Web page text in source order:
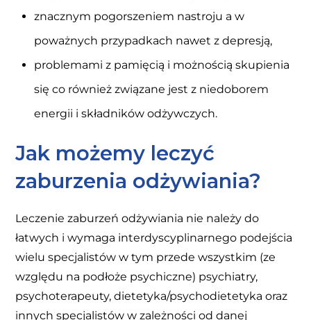
znacznym pogorszeniem nastroju a w
poważnych przypadkach nawet z depresją,
problemami z pamięcią i możnością skupienia
się co również związane jest z niedoborem
energii i składników odżywczych.
Jak możemy leczyć
zaburzenia odżywiania?
Leczenie zaburzeń odżywiania nie należy do
łatwych i wymaga interdyscyplinarnego podejścia
wielu specjalistów w tym przede wszystkim (ze
względu na podłoże psychiczne) psychiatry,
psychoterapeuty, dietetyka/psychodietetyka oraz
innych specjalistów w zależności od danej